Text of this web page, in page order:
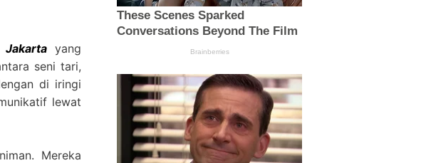
Jakarta yang
seni tari,
di iringi
lewat
Mereka